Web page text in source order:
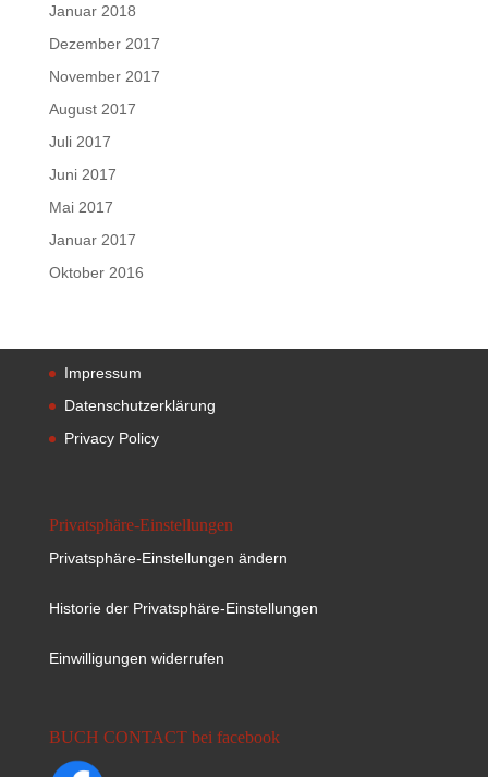
Januar 2018
Dezember 2017
November 2017
August 2017
Juli 2017
Juni 2017
Mai 2017
Januar 2017
Oktober 2016
Impressum
Datenschutzerklärung
Privacy Policy
Privatsphäre-Einstellungen
Privatsphäre-Einstellungen ändern
Historie der Privatsphäre-Einstellungen
Einwilligungen widerrufen
BUCH CONTACT bei facebook